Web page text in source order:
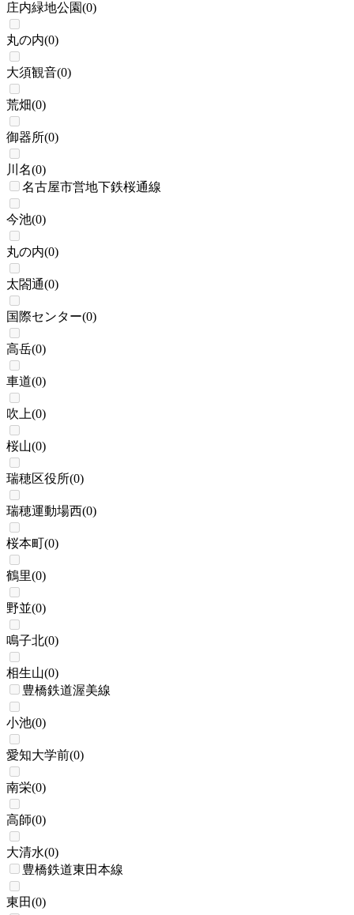
庄内緑地公園(0)
丸の内(0)
大須観音(0)
荒畑(0)
御器所(0)
川名(0)
名古屋市営地下鉄桜通線
今池(0)
丸の内(0)
太閤通(0)
国際センター(0)
高岳(0)
車道(0)
吹上(0)
桜山(0)
瑞穂区役所(0)
瑞穂運動場西(0)
桜本町(0)
鶴里(0)
野並(0)
鳴子北(0)
相生山(0)
豊橋鉄道渥美線
小池(0)
愛知大学前(0)
南栄(0)
高師(0)
大清水(0)
豊橋鉄道東田本線
東田(0)